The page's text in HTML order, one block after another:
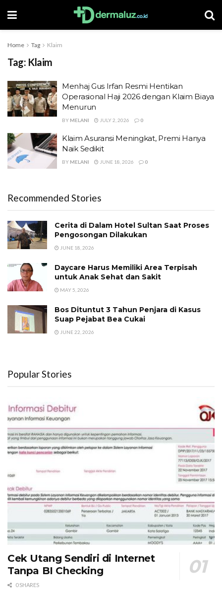
Home Tag Klaim
Tag: Klaim
Menhaj Gus Irfan Resmi Hentikan
Operasional Haji 2026 dengan Klaim Biaya
Menurun
BY MELANI JULY 2, 2026 0
Klaim Asuransi Meningkat, Premi Hanya
Naik Sedikit
BY MELANI JUNE 18, 2026 0
Recommended Stories
Cerita di Dalam Hotel Sultan Saat Proses
Pengosongan Dilakukan
JUNE 18, 2026
Daycare Harus Memiliki Area Terpisah
untuk Anak Sehat dan Sakit
MAY 5, 2026
Bos Dituntut 3 Tahun Penjara di Kasus
Suap Pejabat Bea Cukai
JUNE 22, 2026
Popular Stories
Cek Utang Sendiri di Internet
Tanpa BI Checking
0 SHARES